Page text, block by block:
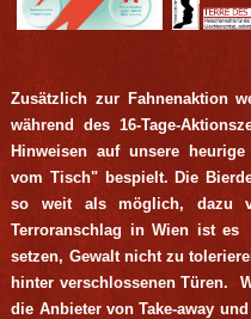
Zusätzlich zur Fahnenaktion
während des 16-Tage-
Hinweisen auf unsere
vom Tisch" bespielt. Die
so weit als möglich, dazu
Terroranschlag in Wien ist
setzen, Gewalt nicht zu
hinter verschlossenen Türen.
die Anbieter von Take-away